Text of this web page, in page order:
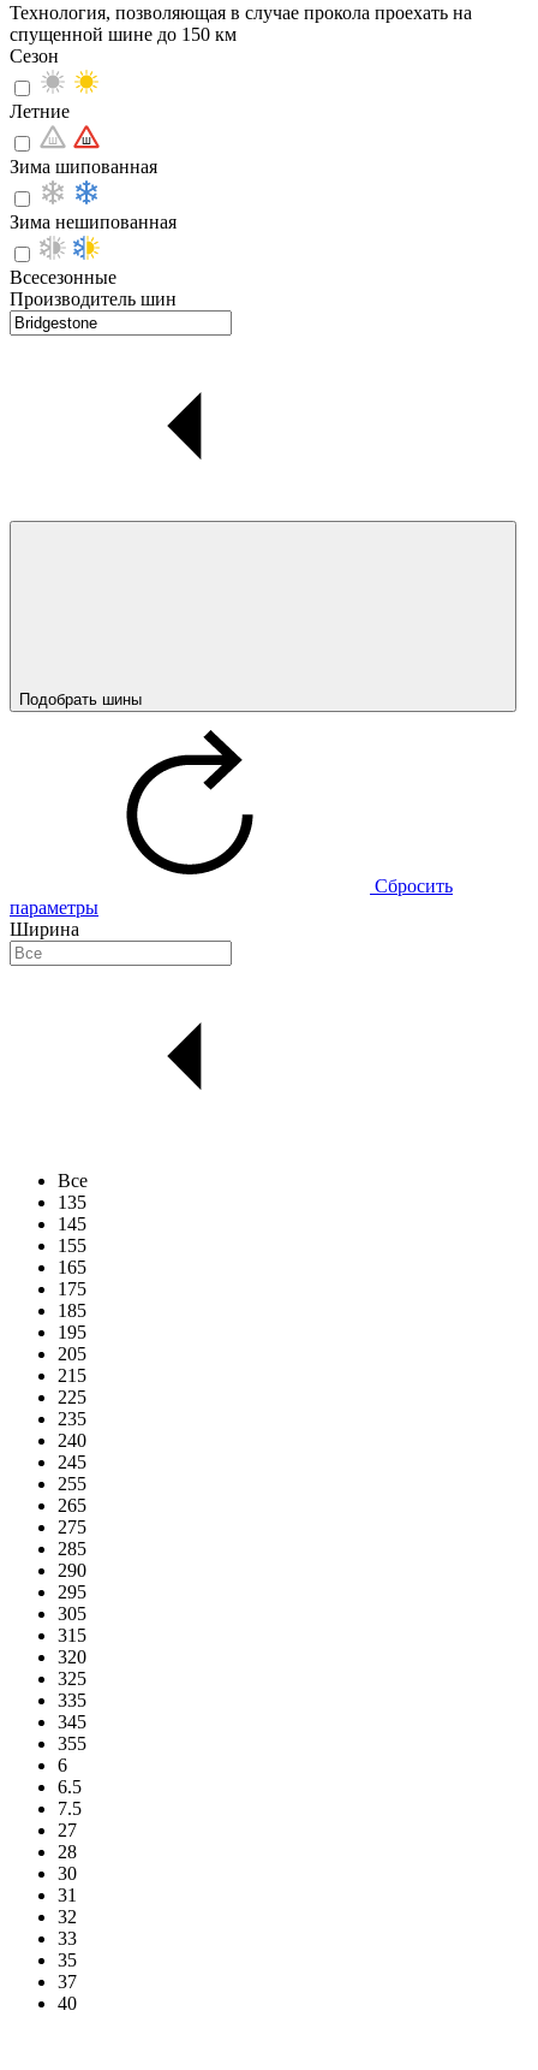
Технология, позволяющая в случае прокола проехать на
спущенной шине до 150 км
Сезон
Летние
Зима шипованная
Зима нешипованная
Всесезонные
Производитель шин
Подобрать шины
Сбросить
параметры
Ширина
Все
135
145
155
165
175
185
195
205
215
225
235
240
245
255
265
275
285
290
295
305
315
320
325
335
345
355
6
6.5
7.5
27
28
30
31
32
33
35
37
40